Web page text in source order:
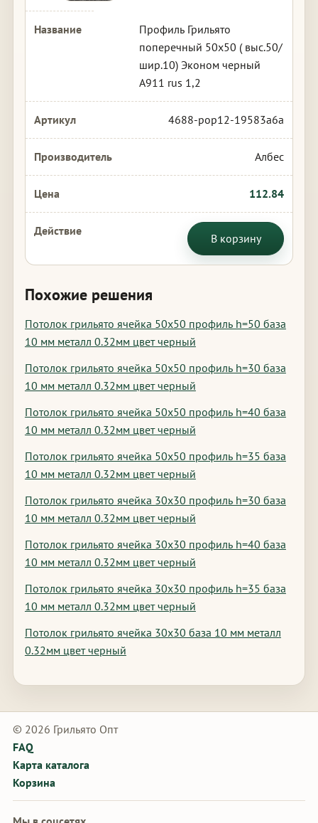
Профиль Грильято
поперечный 50х50 ( выс.50/
шир.10) Эконом черный
А911 rus 1,2
4688-pop12-19583a6a
Албес
112.84
В корзину
Похожие решения
Потолок грильято ячейка 50х50 профиль h=50 база
10 мм металл 0.32мм цвет черный
Потолок грильято ячейка 50х50 профиль h=30 база
10 мм металл 0.32мм цвет черный
Потолок грильято ячейка 50х50 профиль h=40 база
10 мм металл 0.32мм цвет черный
Потолок грильято ячейка 50х50 профиль h=35 база
10 мм металл 0.32мм цвет черный
Потолок грильято ячейка 30х30 профиль h=30 база
10 мм металл 0.32мм цвет черный
Потолок грильято ячейка 30х30 профиль h=40 база
10 мм металл 0.32мм цвет черный
Потолок грильято ячейка 30х30 профиль h=35 база
10 мм металл 0.32мм цвет черный
Потолок грильято ячейка 30х30 база 10 мм металл
0.32мм цвет черный
© 2026 Грильято Опт
FAQ
Карта каталога
Корзина